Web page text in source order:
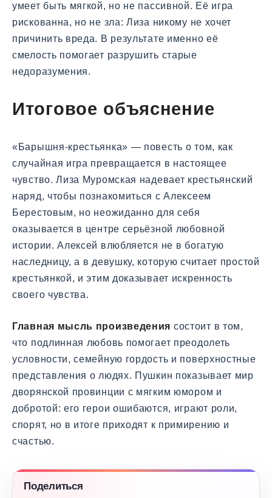
умеет быть мягкой, но не пассивной. Её игра
рискованна, но не зла: Лиза никому не хочет
причинить вреда. В результате именно её
смелость помогает разрушить старые
недоразумения.
Итоговое объяснение
«Барышня-крестьянка» — повесть о том, как
случайная игра превращается в настоящее
чувство. Лиза Муромская надевает крестьянский
наряд, чтобы познакомиться с Алексеем
Берестовым, но неожиданно для себя
оказывается в центре серьёзной любовной
истории. Алексей влюбляется не в богатую
наследницу, а в девушку, которую считает простой
крестьянкой, и этим доказывает искренность
своего чувства.
Главная мысль произведения состоит в том,
что подлинная любовь помогает преодолеть
условности, семейную гордость и поверхностные
представления о людях. Пушкин показывает мир
дворянской провинции с мягким юмором и
добротой: его герои ошибаются, играют роли,
спорят, но в итоге приходят к примирению и
счастью.
Поделиться